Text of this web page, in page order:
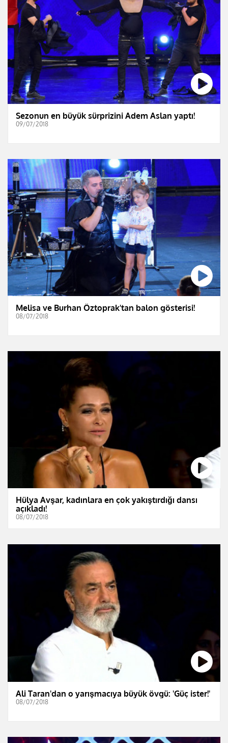
Sezonun en büyük sürprizini Adem Aslan yaptı!
09/07/2018
Melisa ve Burhan Öztoprak'tan balon gösterisi!
08/07/2018
Hülya Avşar, kadınlara en çok yakıştırdığı dansı
açıkladı!
08/07/2018
Ali Taran'dan o yarışmacıya büyük övgü: 'Güç ister!'
08/07/2018